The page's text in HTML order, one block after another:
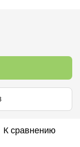
К сравнению